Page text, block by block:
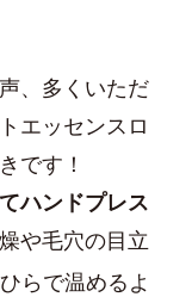
、多くいただ
エッセンスロ
です！
ハンドプレス
や毛穴の目立
らで温めるよ